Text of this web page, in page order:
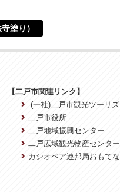
塗り）
【二戸市関連リンク】
(一社)二戸市観光ツーリ
二戸市役所
二戸地域振興センター
二戸広域観光物産センター
カシオペア連邦局おもて